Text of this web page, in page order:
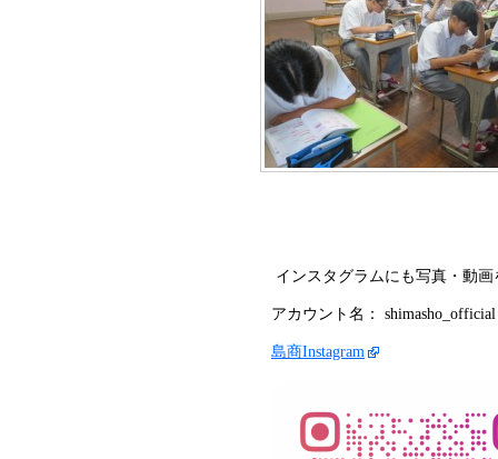
インスタグラムにも写真・動
アカウント名： shimasho_official
島商Instagram